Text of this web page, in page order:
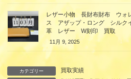
レザー小物 長財布財布 ウォ
ス アザップ・ロング シル
革 レザー W刻印 買取
11月 9, 2025
カテゴリー 買取実績